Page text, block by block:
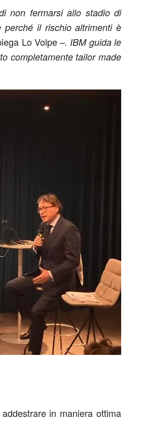
non fermarsi allo stadio di
perché il rischio altrimenti è
Lo Volpe –. IBM guida le
completamente tailor made
in maniera ottima